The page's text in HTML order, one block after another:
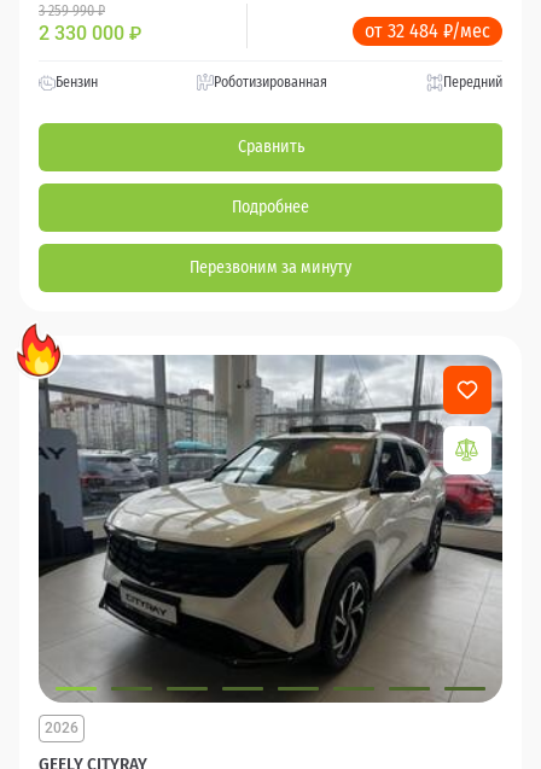
3 259 990 ₽
2 330 000 ₽ от 32 484 ₽/мес
Бензин Роботизированная Передний
Сравнить
Подробнее
Перезвоним за минуту
GEELY CITYRAY
2026